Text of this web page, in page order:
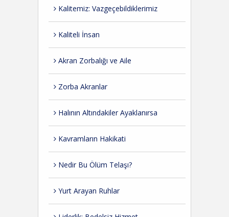
Kalitemiz: Vazgeçebildiklerimiz
Kaliteli İnsan
Akran Zorbalığı ve Aile
Zorba Akranlar
Halının Altındakiler Ayaklanırsa
Kavramların Hakikati
Nedir Bu Ölüm Telaşı?
Yurt Arayan Ruhlar